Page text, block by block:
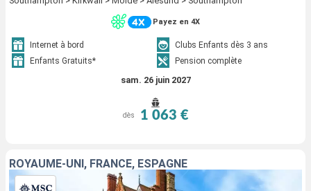
Payez en 4X
Internet à bord
Clubs Enfants dès 3 ans
Enfants Gratuits*
Pension complète
sam. 26 juin 2027
dès 1 063 €
ROYAUME-UNI, FRANCE, ESPAGNE